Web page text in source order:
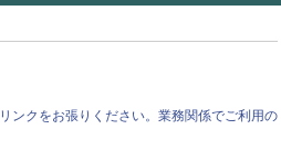
ンクをお張りください。業務関係でご利用の